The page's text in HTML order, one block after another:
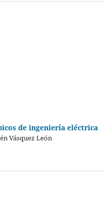
de ingeniería eléctrica
Vásquez León